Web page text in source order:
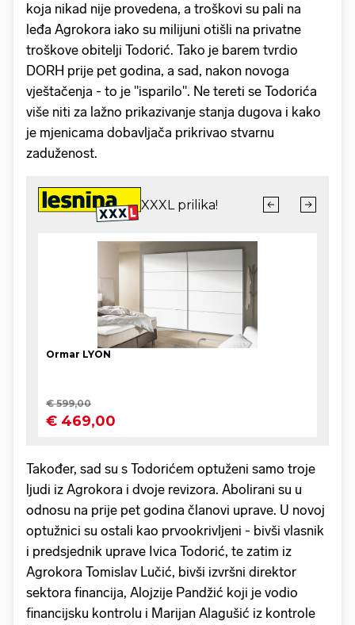
koja nikad nije provedena, a troškovi su pali na
leđa Agrokora iako su milijuni otišli na privatne
troškove obitelji Todorić. Tako je barem tvrdio
DORH prije pet godina, a sad, nakon novoga
vještačenja - to je "isparilo". Ne tereti se Todorića
više niti za lažno prikazivanje stanja dugova i kako
je mjenicama dobavljača prikrivao stvarnu
zaduženost.
Također, sad su s Todorićem optuženi samo troje
ljudi iz Agrokora i dvoje revizora. Abolirani su u
odnosu na prije pet godina članovi uprave. U novoj
optužnici su ostali kao prvookrivljeni - bivši vlasnik
i predsjednik uprave Ivica Todorić, te zatim iz
Agrokora Tomislav Lučić, bivši izvršni direktor
sektora financija, Alojzije Pandžić koji je vodio
financijsku kontrolu i Marijan Alagušić iz kontrole